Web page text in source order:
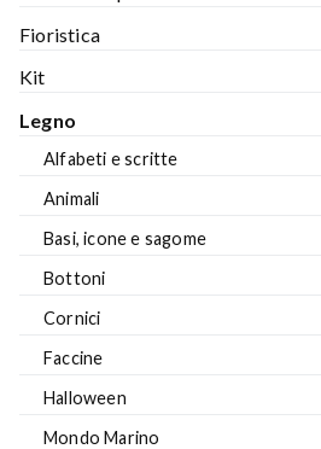
Fioristica
Kit
Legno
Alfabeti e scritte
Animali
Basi, icone e sagome
Bottoni
Cornici
Faccine
Halloween
Mondo Marino